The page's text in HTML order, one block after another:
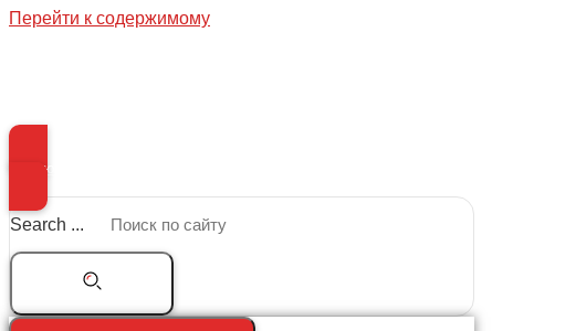
Перейти к содержимому
Меню
Search ...